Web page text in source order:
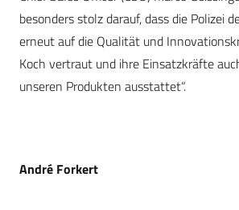
besonders stolz darauf, dass die Polizei
erneut auf die Qualität und
Koch vertraut und ihre Einsatzkräfte
unseren Produkten ausstattet“.
André Forkert